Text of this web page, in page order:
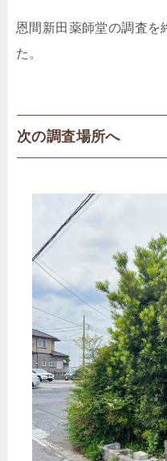
恩間新田薬師堂の調査を
た。
次の調査場所へ